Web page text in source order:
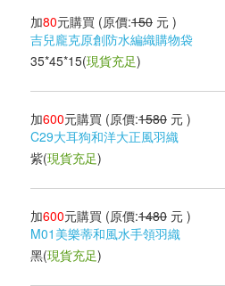
加80元購買 (原價:150 元 )
吉兒龐克原創防水編織購物袋
35*45*15(現貨充足)
加600元購買 (原價:1580 元 )
C29大耳狗和洋大正風羽織
紫(現貨充足)
加600元購買 (原價:1480 元 )
M01美樂蒂和風水手領羽織
黑(現貨充足)